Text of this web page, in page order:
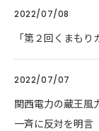
2022/07/08
「第２回くまも
2022/07/07
関西電力の蔵王風
一斉に反対を明言